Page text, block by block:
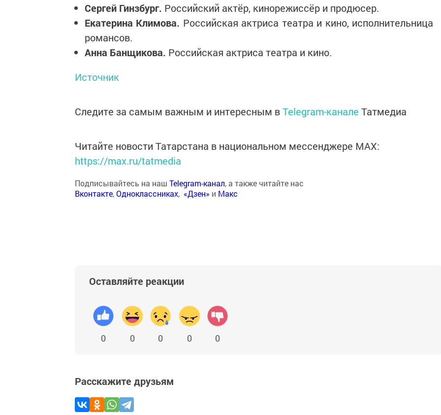
Сергей Гинзбург. Российский актёр, кинорежиссёр и продюсер.
Екатерина Климова. Российская актриса театра и кино, исполнительница
романсов.
Анна Банщикова. Российская актриса театра и кино.
Источник
Следите за самым важным и интересным вTelegram-канале Татмедиа
Читайте новости Татарстана в национальном мессенджере MАХ:
https://max.ru/tatmedia
Подписывайтесь на наш Telegram-канал, а также читайте нас
Вконтакте,Одноклассниках, «Дзен» и Макс
Оставляйте реакции
0 0 0 0 0
Расскажите друзьям